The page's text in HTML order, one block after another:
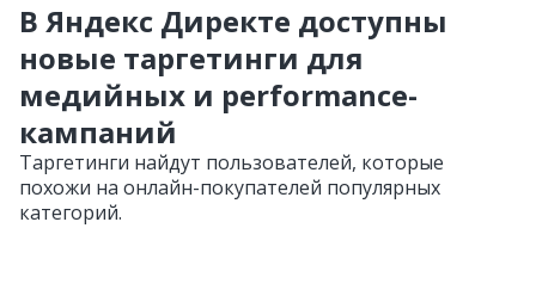
В Яндекс Директе доступны
новые таргетинги для
медийных и performance-
кампаний
Таргетинги найдут пользователей, которые
похожи на онлайн-покупателей популярных
категорий.